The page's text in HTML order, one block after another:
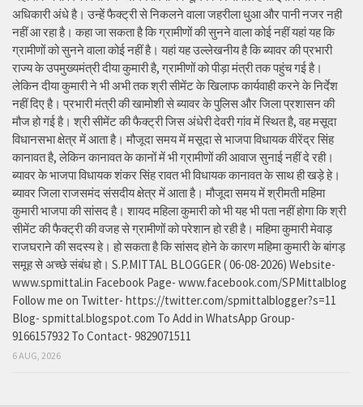
अधिकारी अंधे है। उन्हें फैक्ट्री से निकलने वाला जहरीला धुआ और पानी नजर नही
नहीं आ रहा है। कहा जा सकता है कि ग्रामीणों की सुनने वाला कोई नहीं यहां यह कि
ग्रामीणों को सुनने वाला कोई नहीं है। यहां यह उल्लेखनीय है कि ब्यावर की प्रभारी
राज्य के उपमुख्यमंत्री दीया कुमारी है, ग्रामीणों को पीड़ा मंत्री तक पहुंच गई है।
लेकिन दीया कुमारी ने भी अभी तक श्री सीमेंट के खिलाफ कार्यवाही करने के निर्देश
नहीं दिए है। प्रभारी मंत्री की खामोशी से ब्यावर के पुलिस और जिला प्रशासन की
मौज हो गई है। श्री सीमेंट की फैक्ट्री जिस अंधेरी देवरी गांव में स्थित है, वह मसूदा
विधानसभा क्षेत्र में आता है। मौजूदा समय में मसूदा से भाजपा विधायक वीरेंद्र सिंह
कानावत है, लेकिन कानावत के कानों में भी ग्रामीणों की आवाज सुनाई नहीं दे रही।
ब्यावर के भाजपा विधायक शंकर सिंह रावत भी विधायक कानावत के साथ ही खड़े हे।
ब्यावर जिला राजसमंद संसदीय क्षेत्र में आता है। मौजूदा समय में श्रीमती महिमा
कुमारी भाजपा की सांसद है। शायद महिला कुमारी को भी यह भी पता नहीं होगा कि श्री
सीमेंट की फैक्ट्री की वजह से ग्रामीणों को परेशान हो रही है। महिमा कुमारी मेवाड़
राजघराने की सदस्य हे। हो सकता है कि सांसद होने के कारण महिमा कुमारी के बांगड़
समूह से अच्छे संबंध हो। S.P.MITTAL BLOGGER ( 06-08-2026) Website-
www.spmittal.in Facebook Page- www.facebook.com/SPMittalblog
Follow me on Twitter- https://twitter.com/spmittalblogger?s=11
Blog- spmittal.blogspot.com To Add in WhatsApp Group-
9166157932 To Contact- 9829071511
6 AUG, 2026